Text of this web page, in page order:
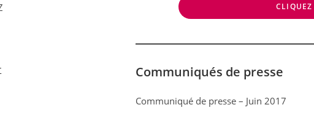
Communiqués de presse
Communiqué de presse – Juin 2017